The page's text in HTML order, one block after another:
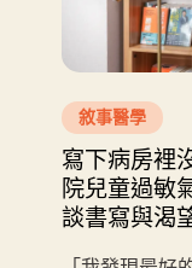
敘事醫學
寫下病房裡
院兒童過敏
談書寫與渴